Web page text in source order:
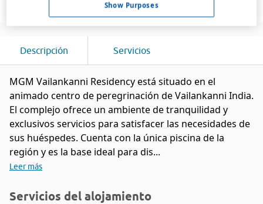
Descripción Servicios
MGM Vailankanni Residency está situado en el
animado centro de peregrinación de Vailankanni India.
El complejo ofrece un ambiente de tranquilidad y
exclusivos servicios para satisfacer las necesidades de
sus huéspedes. Cuenta con la única piscina de la
región y es la base ideal para dis...
Leer más
Servicios del alojamiento
Show Purposes